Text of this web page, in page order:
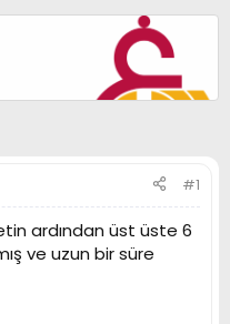
#1
ardından üst üste 6
ve uzun bir süre